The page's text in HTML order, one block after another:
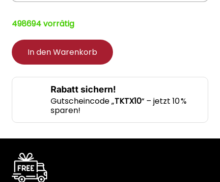
498694 vorrätig
In den Warenkorb
Rabatt sichern!
Gutscheincode „TKTX10“ – jetzt 10 %
sparen!